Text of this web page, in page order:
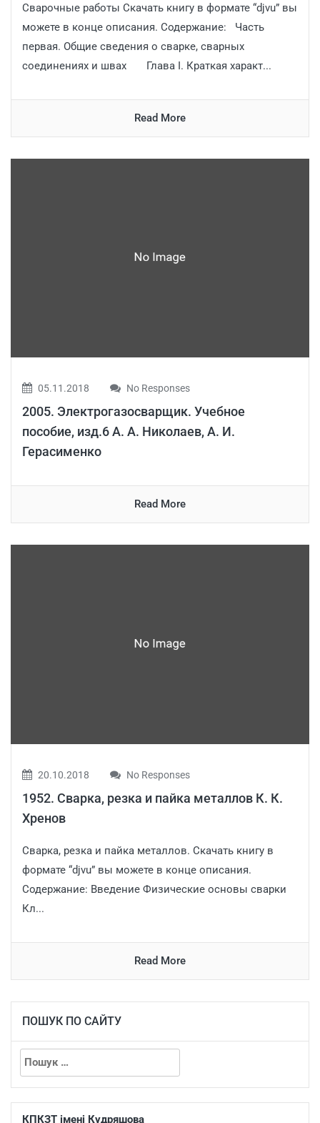
Сварочные работы Скачать книгу в формате “djvu” вы
можете в конце описания. Содержание: Часть
первая. Общие сведения о сварке, сварных
соединениях и швах Глава I. Краткая характ...
Read More
05.11.2018 No Responses
2005. Электрогазосварщик. Учебное
пособие, изд.6 А. А. Николаев, А. И.
Герасименко
Read More
20.10.2018 No Responses
1952. Сварка, резка и пайка металлов К. К.
Хренов
Сварка, резка и пайка металлов. Скачать книгу в
формате “djvu” вы можете в конце описания.
Содержание: Введение Физические основы сварки
Кл...
Read More
ПОШУК ПО САЙТУ
КПКЗТ імені Кудряшова